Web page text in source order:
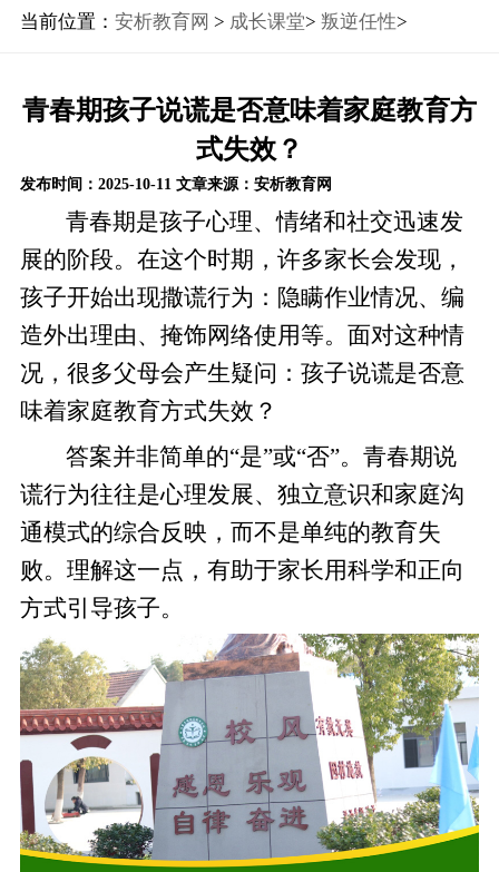
当前位置： 安析教育网 > 成长课堂> 叛逆任性>
青春期孩子说谎是否意味着家庭教育方
式失效？
发布时间：2025-10-11 文章来源：安析教育网
青春期是孩子心理、情绪和社交迅速发
展的阶段。在这个时期，许多家长会发现，
孩子开始出现撒谎行为：隐瞒作业情况、编
造外出理由、掩饰网络使用等。面对这种情
况，很多父母会产生疑问：孩子说谎是否意
味着家庭教育方式失效？
答案并非简单的“是”或“否”。青春期说
谎行为往往是心理发展、独立意识和家庭沟
通模式的综合反映，而不是单纯的教育失
败。理解这一点，有助于家长用科学和正向
方式引导孩子。